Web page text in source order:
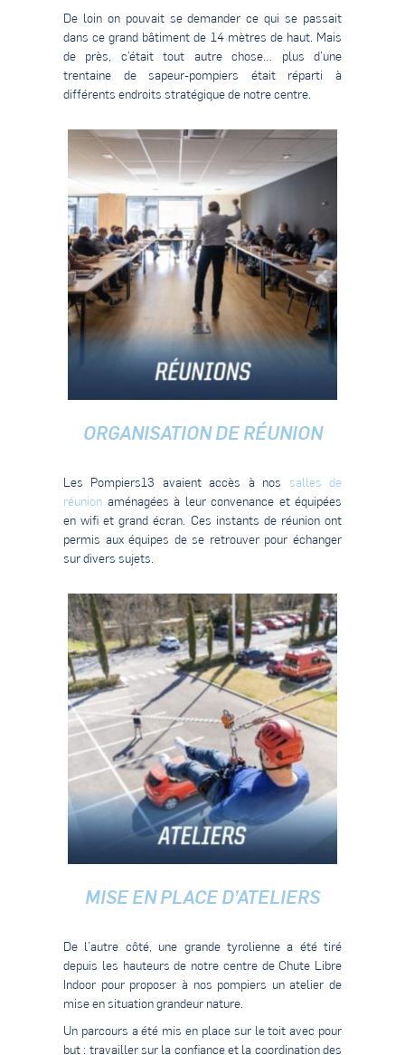
De loin on pouvait se demander ce qui se passait
dans ce grand bâtiment de 14 mètres de haut. Mais
de près, c’était tout autre chose… plus d’une
trentaine de sapeur-pompiers était réparti à
différents endroits stratégique de notre centre.
ORGANISATION DE RÉUNION
Les Pompiers13 avaient accès à nos salles de
réunion aménagées à leur convenance et équipées
en wifi et grand écran. Ces instants de réunion ont
permis aux équipes de se retrouver pour échanger
sur divers sujets.
MISE EN PLACE D’ATELIERS
De l’autre côté, une grande tyrolienne a été tiré
depuis les hauteurs de notre centre de Chute Libre
Indoor pour proposer à nos pompiers un atelier de
mise en situation grandeur nature.
Un parcours a été mis en place sur le toit avec pour
but : travailler sur la confiance et la coordination des